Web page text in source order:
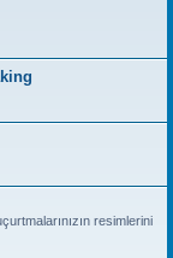
resimlerini